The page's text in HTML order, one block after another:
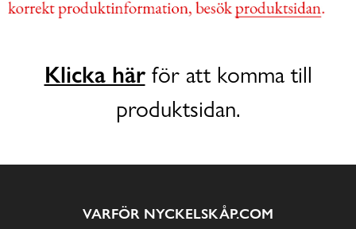
Klicka härför att komma till
produktsidan.
VARFÖR NYCKELSKÅP.COM